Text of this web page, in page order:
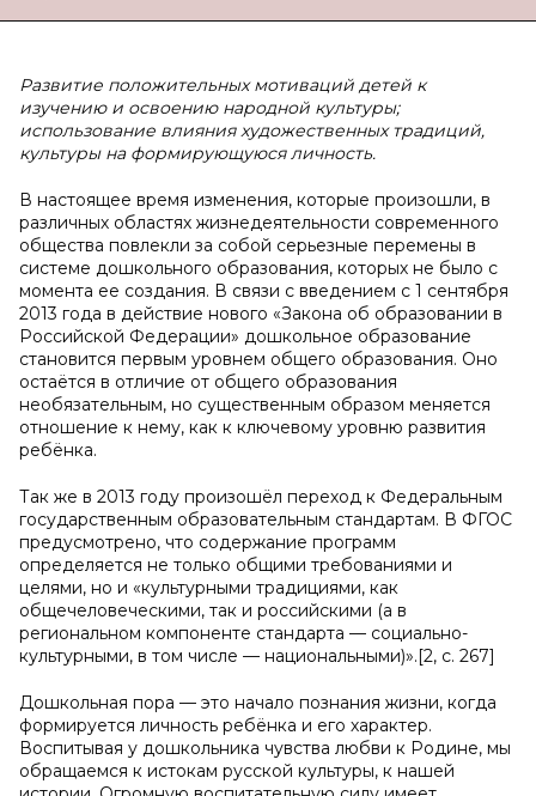
Развитие положительных мотиваций детей к
изучению и освоению народной культуры;
использование влияния художественных традиций,
культуры на формирующуюся личность.
В настоящее время изменения, которые произошли, в
различных областях жизнедеятельности современного
общества повлекли за собой серьезные перемены в
системе дошкольного образования, которых не было с
момента ее создания. В связи с введением с 1 сентября
2013 года в действие нового «Закона об образовании в
Российской Федерации» дошкольное образование
становится первым уровнем общего образования. Оно
остаётся в отличие от общего образования
необязательным, но существенным образом меняется
отношение к нему, как к ключевому уровню развития
ребёнка.
Так же в 2013 году произошёл переход к Федеральным
государственным образовательным стандартам. В ФГОС
предусмотрено, что содержание программ
определяется не только общими требованиями и
целями, но и «культурными традициями, как
общечеловеческими, так и российскими (а в
региональном компоненте стандарта — социально-
культурными, в том числе — национальными)».[2, с. 267]
Дошкольная пора — это начало познания жизни, когда
формируется личность ребёнка и его характер.
Воспитывая у дошкольника чувства любви к Родине, мы
обращаемся к истокам русской культуры, к нашей